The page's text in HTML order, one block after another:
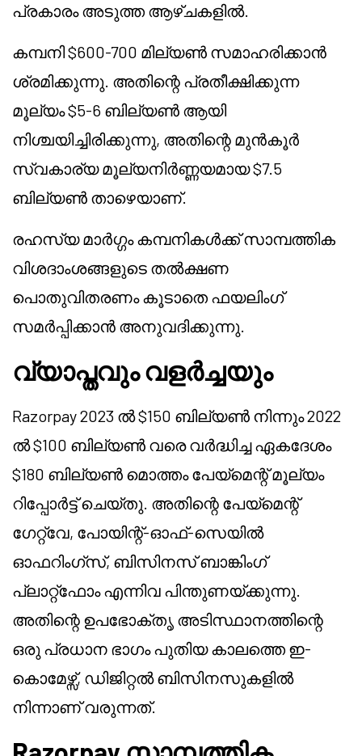
പ്രകാരം അടുത്ത ആഴ്ചകളിൽ.
കമ്പനി $600-700 മില്യൺ സമാഹരിക്കാൻ
ശ്രമിക്കുന്നു. അതിന്റെ പ്രതീക്ഷിക്കുന്ന
മൂല്യം $5-6 ബില്യൺ ആയി
നിശ്ചയിച്ചിരിക്കുന്നു, അതിന്റെ മുൻകൂർ
സ്വകാര്യ മൂല്യനിർണ്ണയമായ $7.5
ബില്യൺ താഴെയാണ്.
രഹസ്യ മാർഗ്ഗം കമ്പനികൾക്ക് സാമ്പത്തിക
വിശദാംശങ്ങളുടെ തൽക്ഷണ
പൊതുവിതരണം കൂടാതെ ഫയലിംഗ്
സമർപ്പിക്കാൻ അനുവദിക്കുന്നു.
വ്യാപ്തവും വളർച്ചയും
Razorpay 2023 ൽ $150 ബില്യൺ നിന്നും 2022
ൽ $100 ബില്യൺ വരെ വർദ്ധിച്ച ഏകദേശം
$180 ബില്യൺ മൊത്തം പേയ്മെന്റ് മൂല്യം
റിപ്പോർട്ട് ചെയ്തു. അതിന്റെ പേയ്മെന്റ്
ഗേറ്റ്‌വേ, പോയിന്റ്-ഓഫ്-സെയിൽ
ഓഫറിംഗ്സ്, ബിസിനസ് ബാങ്കിംഗ്
പ്ലാറ്റ്ഫോം എന്നിവ പിന്തുണയ്ക്കുന്നു.
അതിന്റെ ഉപഭോക്തൃ അടിസ്ഥാനത്തിന്റെ
ഒരു പ്രധാന ഭാഗം പുതിയ കാലത്തെ ഇ-
കൊമേഴ്സ്, ഡിജിറ്റൽ ബിസിനസുകളിൽ
നിന്നാണ് വരുന്നത്.